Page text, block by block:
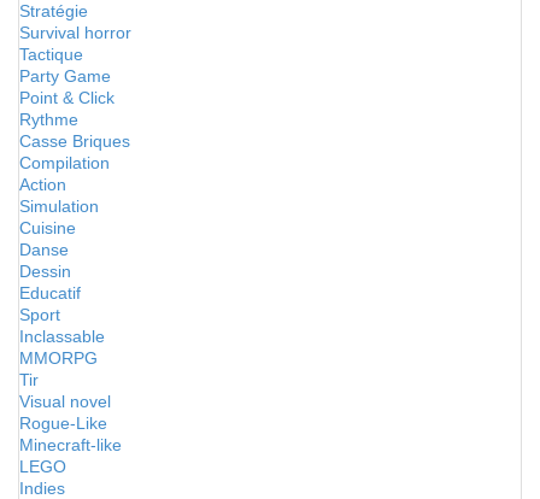
Stratégie
Survival horror
Tactique
Party Game
Point & Click
Rythme
Casse Briques
Compilation
Action
Simulation
Cuisine
Danse
Dessin
Educatif
Sport
Inclassable
MMORPG
Tir
Visual novel
Rogue-Like
Minecraft-like
LEGO
Indies